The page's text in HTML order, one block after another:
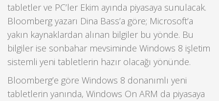
tabletler ve PC’ler Ekim ayında piyasaya sunulacak.
Bloomberg yazarı Dina Bass’a göre; Microsoft’a
yakın kaynaklardan alınan bilgiler bu yönde. Bu
bilgiler ise sonbahar mevsiminde Windows 8 işletim
sistemli yeni tabletlerin hazır olacağı yönünde.
Bloomberg’e göre Windows 8 donanımlı yeni
tabletlerin yanında, Windows On ARM da piyasaya